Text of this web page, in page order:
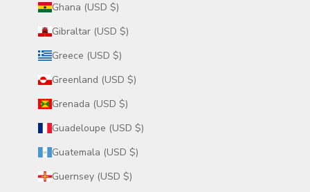
Ghana (USD $)
Gibraltar (USD $)
Greece (USD $)
Greenland (USD $)
Grenada (USD $)
Guadeloupe (USD $)
Guatemala (USD $)
Guernsey (USD $)